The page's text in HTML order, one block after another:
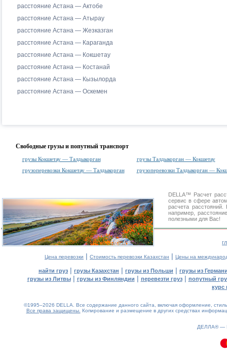
расстояние Астана — Актобе
расстояние Астана — Атырау
расстояние Астана — Жезказган
расстояние Астана — Караганда
расстояние Астана — Кокшетау
расстояние Астана — Костанай
расстояние Астана — Кызылорда
расстояние Астана — Оскемен
Свободные грузы и попутный транспорт
грузы Кокшетау — Талдыкорган
грузы Талдыкорган — Кокшетау
грузоперевозки Кокшетау — Талдыкорган
грузоперевозки Талдыкорган —
DELLA™ Расчет
сервис в сфере
расчета
например,
полезными для Вас!
Цена перевозки | Стоимость перевозки Казахстан | Цены на
найти груз | грузы Казахстан | грузы из Польши | грузы из
грузы из Литвы| грузы из Финляндии | перевезти груз| попутный
курс
©1995–2026 DELLA. Все содержание данного сайта, включая оформление,
Все права защищены. Копирование и размещение в других средствах
ДЕЛЛА® —